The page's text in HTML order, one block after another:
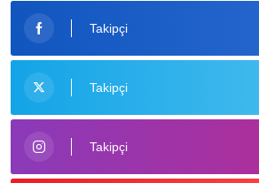
Takipçi
Takipçi
Takipçi